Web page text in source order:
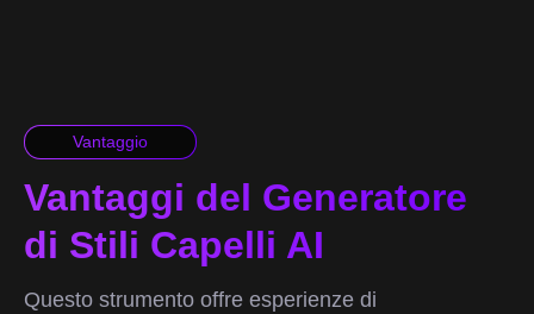
Vantaggio
Vantaggi del Generatore
di Stili Capelli AI
Questo strumento offre esperienze di